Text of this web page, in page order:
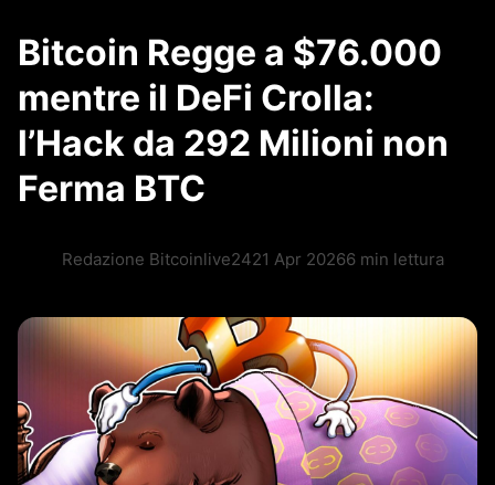
Bitcoin Regge a $76.000
mentre il DeFi Crolla:
l’Hack da 292 Milioni non
Ferma BTC
Redazione Bitcoinlive2421 Apr 20266 min lettura